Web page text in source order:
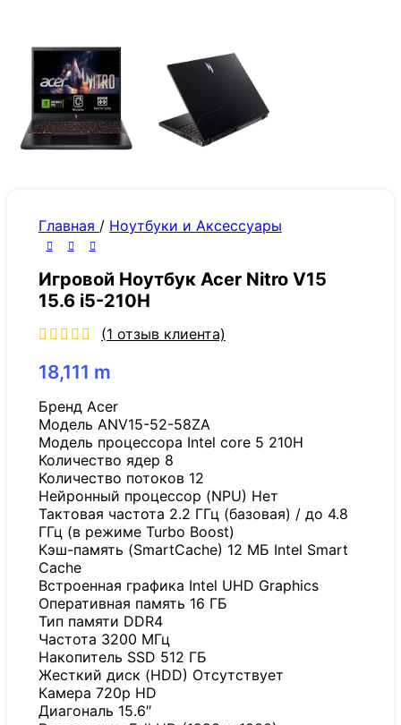
Главная / Ноутбуки и Аксессуары
Игровой Ноутбук Acer Nitro V15
15.6 i5-210H
(1 отзыв клиента)
18,111 m
Бренд Acer
Модель ANV15-52-58ZA
Модель процессора Intel core 5 210H
Количество ядер 8
Количество потоков 12
Нейронный процессор (NPU) Нет
Тактовая частота 2.2 ГГц (базовая) / до 4.8
ГГц (в режиме Turbo Boost)
Кэш-память (SmartCache) 12 МБ Intel Smart
Cache
Встроенная графика Intel UHD Graphics
Оперативная память 16 ГБ
Тип памяти DDR4
Частота 3200 МГц
Накопитель SSD 512 ГБ
Жесткий диск (HDD) Отсутствует
Камера 720p HD
Диагональ 15.6″